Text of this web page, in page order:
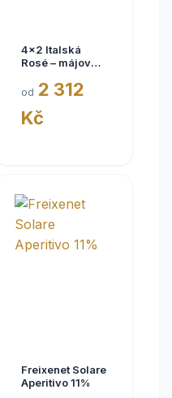
4x2 Italská
Rosé – májové
od 2 312
Kč
Freixenet Solare
Aperitivo 11%